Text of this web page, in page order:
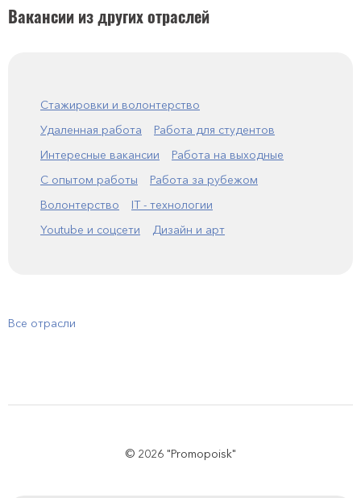
Вакансии из других отраслей
Стажировки и волонтерство
Удаленная работа
Работа для студентов
Интересные вакансии
Работа на выходные
С опытом работы
Работа за рубежом
Волонтерство
IT - технологии
Youtube и соцсети
Дизайн и арт
Все отрасли
© 2026 "Promopoisk"